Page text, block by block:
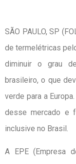
SÃO PAULO, SP
de termelétricas
diminuir o grau
brasileiro, o que
verde para a
desse mercado e
inclusive no Brasil.
A EPE (Empresa